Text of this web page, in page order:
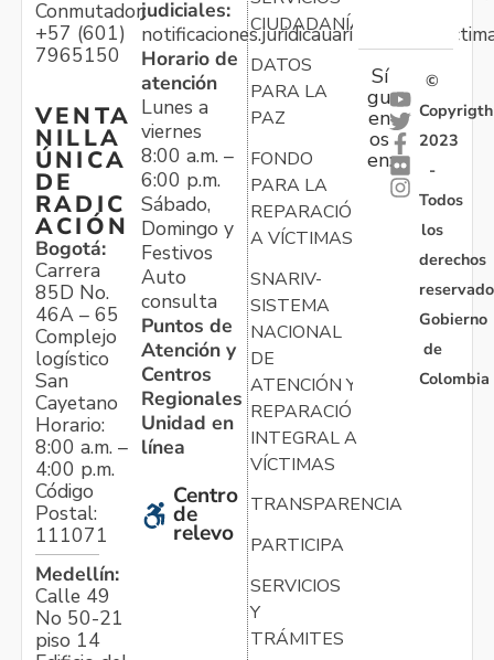
Conmutador:
+57 (601)
7965150
VENTA
NILLA
ÚNICA
DE
RADIC
ACIÓN
Bogotá:
Carrera
85D No.
46A – 65
Complejo
logístico
San
Cayetano
Horario:
8:00 a.m. –
4:00 p.m.
Código
Postal:
111071
Medellín:
Calle 49
No 50-21
piso 14
judiciales:
Horario de
atención
Lunes a
viernes
8:00 a.m. –
6:00 p.m.
Sábado,
Domingo y
Festivos
Auto
consulta
Puntos de
Atención y
Centros
Regionales
Unidad en
línea
Centro
de
relevo
CIUDADANÍA
DATOS
PARA LA
PAZ
FONDO
PARA LA
REPARACIÓN
A VÍCTIMAS
SNARIV-
SISTEMA
NACIONAL
DE
ATENCIÓN Y
REPARACIÓN
INTEGRAL A
VÍCTIMAS
TRANSPARENCIA
PARTICIPA
SERVICIOS
Y
TRÁMITES
Sí
gu
en
os
en:
©
Copyrigth
2023
-
Todos
los
derechos
Gobierno
de
Colombia